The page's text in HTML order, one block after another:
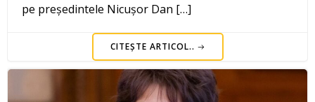
pe președintele Nicușor Dan […]
CITEȘTE ARTICOL..